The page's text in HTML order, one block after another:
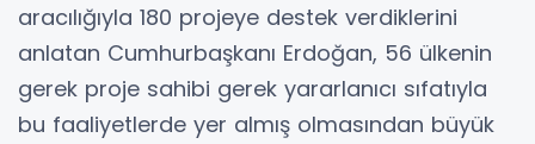
aracılığıyla 180 projeye destek verdiklerini
anlatan Cumhurbaşkanı Erdoğan, 56 ülkenin
gerek proje sahibi gerek yararlanıcı sıfatıyla
bu faaliyetlerde yer almış olmasından büyük